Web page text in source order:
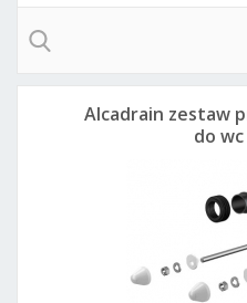
Alcadrain zestaw
do